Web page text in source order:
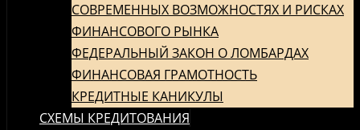
СОВРЕМЕННЫХ ВОЗМОЖНОСТЯХ И РИСКАХ
ФИНАНСОВОГО РЫНКА
ФЕДЕРАЛЬНЫЙ ЗАКОН О ЛОМБАРДАХ
ФИНАНСОВАЯ ГРАМОТНОСТЬ
КРЕДИТНЫЕ КАНИКУЛЫ
СХЕМЫ КРЕДИТОВАНИЯ